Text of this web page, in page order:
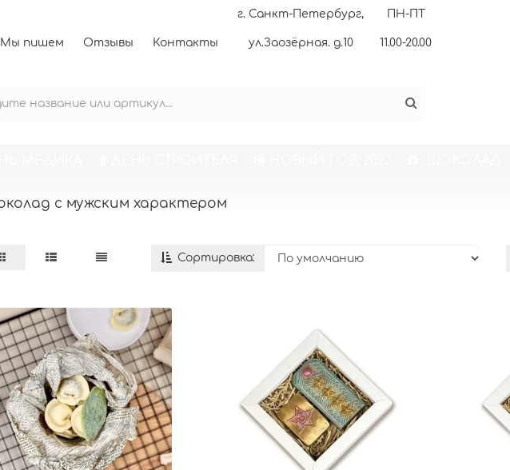
Мы пишем Отзывы Контакты
г. Санкт-Петербург,
ул.Заозёрная. д.10
ПН-ПТ
11.00-20.00
с мужским характером
Сортировка: